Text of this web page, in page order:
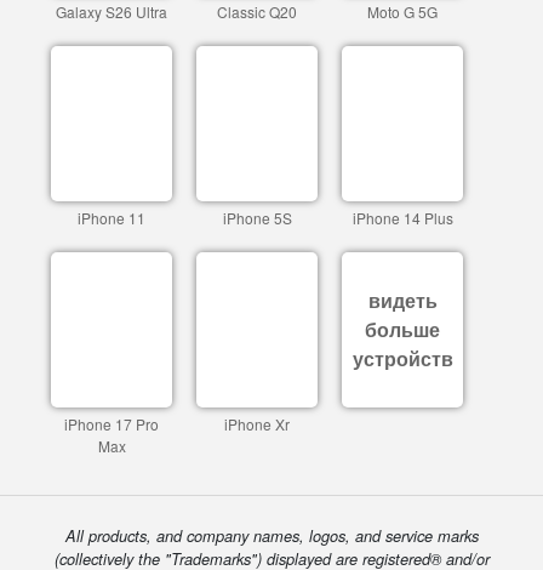
Galaxy S26 Ultra Classic Q20 Moto G 5G
iPhone 11 iPhone 5S iPhone 14 Plus
iPhone 17 Pro
Max
iPhone Xr
видеть
больше
устройств
All products, and company names, logos, and service marks
(collectively the "Trademarks") displayed are registered® and/or